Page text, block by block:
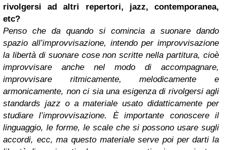
rivolgersi ad altri repertori, jazz, contemporanea,
etc?
Penso che da quando si comincia a suonare dando
spazio all’improvvisazione, intendo per improvvisazione
la libertà di suonare cose non scritte nella partitura, cioè
improvvisare anche nel modo di accompagnare,
improvvisare ritmicamente, melodicamente e
armonicamente, non ci sia una esigenza di rivolgersi agli
standards jazz o a materiale usato didatticamente per
studiare l’improvvisazione. È importante conoscere il
linguaggio, le forme, le scale che si possono usare sugli
accordi, ecc, ma questo materiale serve poi per darti la